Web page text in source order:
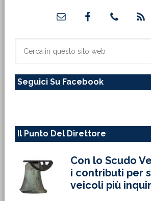
primaria
sito
Seguici Su Facebook
Il Punto Del Direttore
Con lo Scudo
i contributi per
veicoli più